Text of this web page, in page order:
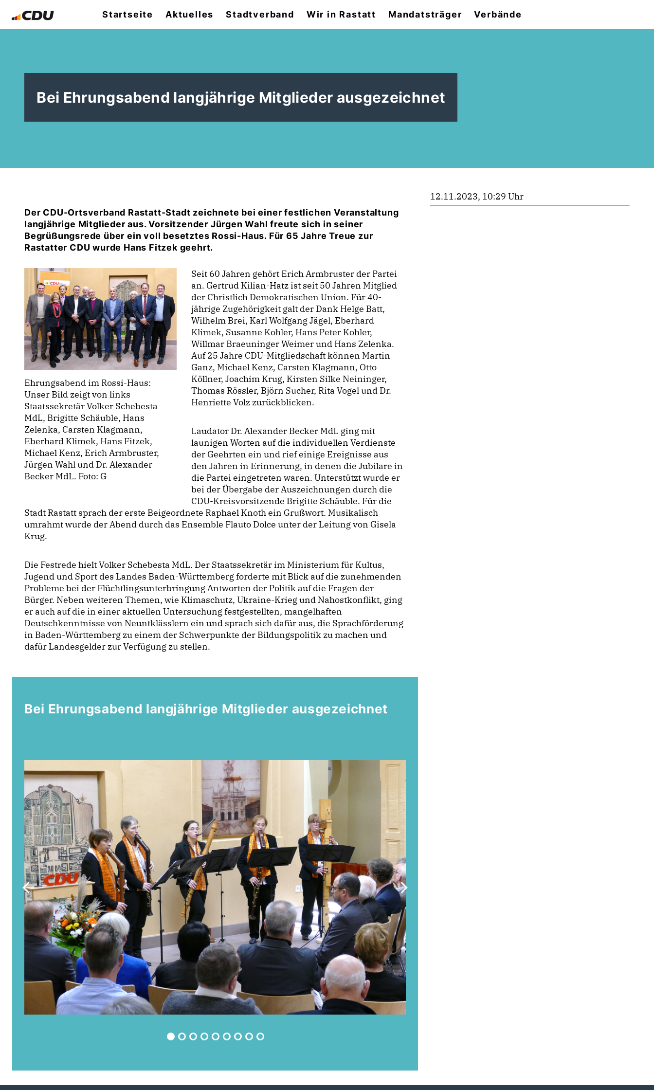
Startseite Aktuelles Stadtverband Wir in Rastatt Mandatsträger Verbände
Bei Ehrungsabend langjährige Mitglieder ausgezeichnet
Der CDU-Ortsverband Rastatt-Stadt zeichnete bei einer festlichen Veranstaltung
langjährige Mitglieder aus. Vorsitzender Jürgen Wahl freute sich in seiner
Begrüßungsrede über ein voll besetztes Rossi-Haus. Für 65 Jahre Treue zur
Rastatter CDU wurde Hans Fitzek geehrt.
Ehrungsabend im Rossi-Haus:
Unser Bild zeigt von links
Staatssekretär Volker Schebesta
MdL, Brigitte Schäuble, Hans
Zelenka, Carsten Klagmann,
Eberhard Klimek, Hans Fitzek,
Michael Kenz, Erich Armbruster,
Jürgen Wahl und Dr. Alexander
Becker MdL. Foto: G
Seit 60 Jahren gehört Erich Armbruster der Partei
an. Gertrud Kilian-Hatz ist seit 50 Jahren Mitglied
der Christlich Demokratischen Union. Für 40-
jährige Zugehörigkeit galt der Dank Helge Batt,
Wilhelm Brei, Karl Wolfgang Jägel, Eberhard
Klimek, Susanne Kohler, Hans Peter Kohler,
Willmar Braeuninger Weimer und Hans Zelenka.
Auf 25 Jahre CDU-Mitgliedschaft können Martin
Ganz, Michael Kenz, Carsten Klagmann, Otto
Köllner, Joachim Krug, Kirsten Silke Neininger,
Thomas Rössler, Björn Sucher, Rita Vogel und Dr.
Henriette Volz zurückblicken.
Laudator Dr. Alexander Becker MdL ging mit
launigen Worten auf die individuellen Verdienste
der Geehrten ein und rief einige Ereignisse aus
den Jahren in Erinnerung, in denen die Jubilare in
die Partei eingetreten waren. Unterstützt wurde er
bei der Übergabe der Auszeichnungen durch die
CDU-Kreisvorsitzende Brigitte Schäuble. Für die
Stadt Rastatt sprach der erste Beigeordnete Raphael Knoth ein Grußwort. Musikalisch
umrahmt wurde der Abend durch das Ensemble Flauto Dolce unter der Leitung von Gisela
Krug.
Die Festrede hielt Volker Schebesta MdL. Der Staatssekretär im Ministerium für Kultus,
Jugend und Sport des Landes Baden-Württemberg forderte mit Blick auf die zunehmenden
Probleme bei der Flüchtlingsunterbringung Antworten der Politik auf die Fragen der
Bürger. Neben weiteren Themen, wie Klimaschutz, Ukraine-Krieg und Nahostkonflikt, ging
er auch auf die in einer aktuellen Untersuchung festgestellten, mangelhaften
Deutschkenntnisse von Neuntklässlern ein und sprach sich dafür aus, die Sprachförderung
in Baden-Württemberg zu einem der Schwerpunkte der Bildungspolitik zu machen und
dafür Landesgelder zur Verfügung zu stellen.
Bei Ehrungsabend langjährige Mitglieder ausgezeichnet
12.11.2023, 10:29 Uhr